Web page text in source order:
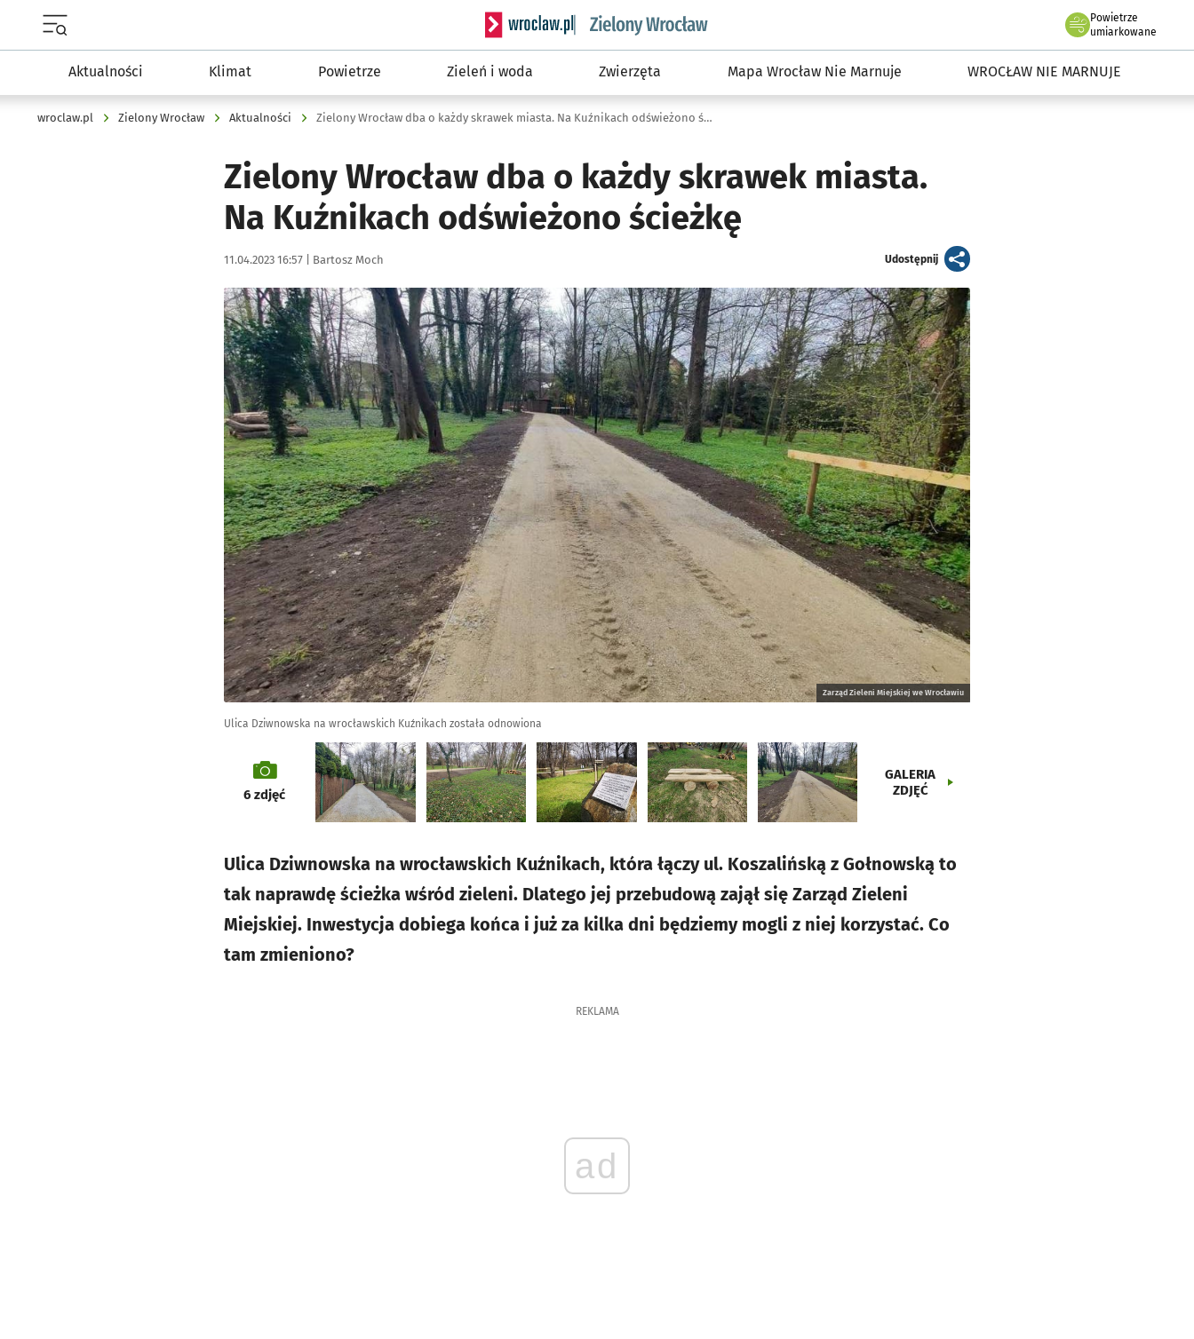
Serwis informacyjny wroclaw.pl podserwis: Środowisko we Wrocławiu
Powietrze
we Wrocławiu
umiarkowane
Aktualności Klimat Powietrze Zieleń i woda Zwierzęta Mapa Wrocław Nie Marnuje WROCŁAW NIE MARNUJE
wroclaw.pl Zielony Wrocław Aktualności Zielony Wrocław dba o każdy skrawek miasta. Na Kuźnikach odświeżono ścieżkę
Zielony Wrocław dba o każdy skrawek miasta.
Na Kuźnikach odświeżono ścieżkę
Data publikacji:
11.04.2023 16:57 | Autor:
Bartosz Moch Udostępnijartykuł
Kliknij, aby zobaczyć galerię
Zarząd Zieleni Miejskiej we Wrocławiu
Ulica Dziwnowska na wrocławskich Kuźnikach została odnowiona
galeria
6 zdjęć
GALERIA
ZDJĘĆ
Ulica Dziwnowska na wrocławskich Kuźnikach, która łączy ul. Koszalińską z Gołnowską to
tak naprawdę ścieżka wśród zieleni. Dlatego jej przebudową zajął się Zarząd Zieleni
Miejskiej. Inwestycja dobiega końca i już za kilka dni będziemy mogli z niej korzystać. Co
tam zmieniono?
REKLAMA
ad